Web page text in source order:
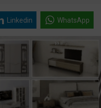
Linkedin WhatsApp